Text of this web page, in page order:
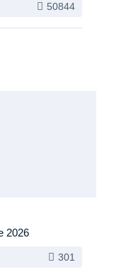
50844
2026
301